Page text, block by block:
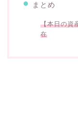
まとめ
【本日の資
在